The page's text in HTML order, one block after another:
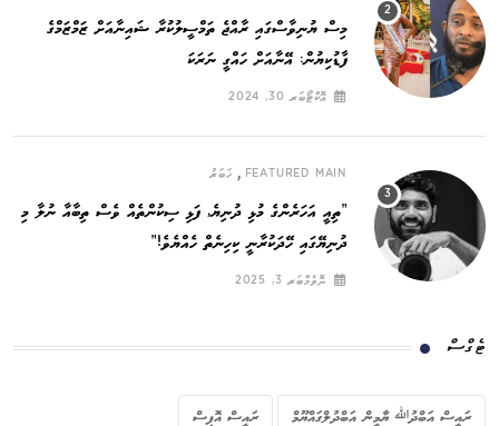
މިސް ޔުނިވާސްގައި ރާއްޖެ ތަމްސީލުކުރާ ޝައިނާއަށް ޒަމްޒަމްގެ
ފާޑުކިޔުން: އޭނާއަށް ހައްގީ ނަރަކަ
އޮކްޓޯބަރ 30, 2024
FEATURED MAIN
, ޚަބަރު
”ތިއީ އަހަރެންގެ މުޅި ދުނިޔެ, ފަޅި ސިކުންތެއް ވެސް ތިބާއާ ނުލާ މި
ދުނިޔޭގައި ހޭދަކުރާނީ ކިހިނެތް ހެއްޔެވެ!“
ނޮވެމްބަރ 3, 2025
ޓެގްސް
ރައީސް އަބްދުﷲ ޔާމީން އަބްދުލްގައްޔޫމް ރައީސް އޮފީސް